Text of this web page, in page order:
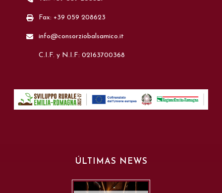
Fax: +39 059 208623
info@consorziobalsamico.it
C.I.F. y N.I.F: 02163700368
ÚLTIMAS NEWS